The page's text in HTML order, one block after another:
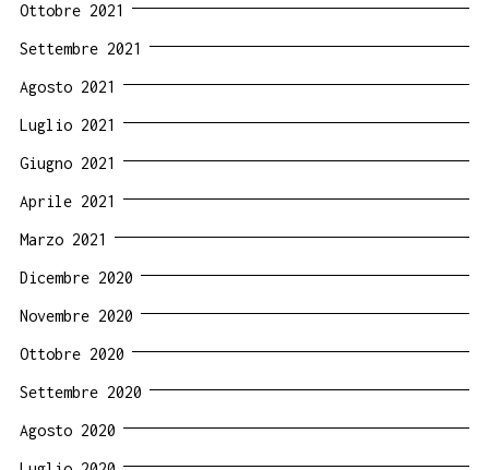
Ottobre 2021
Settembre 2021
Agosto 2021
Luglio 2021
Giugno 2021
Aprile 2021
Marzo 2021
Dicembre 2020
Novembre 2020
Ottobre 2020
Settembre 2020
Agosto 2020